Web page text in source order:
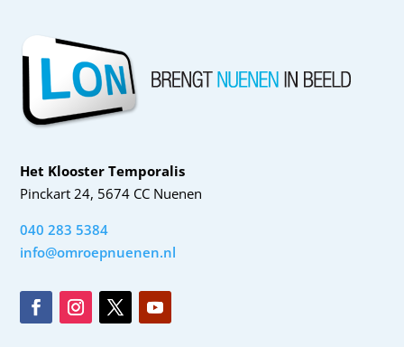
Het Klooster Temporalis
Pinckart 24, 5674 CC Nuenen
040 283 5384
info@omroepnuenen.nl